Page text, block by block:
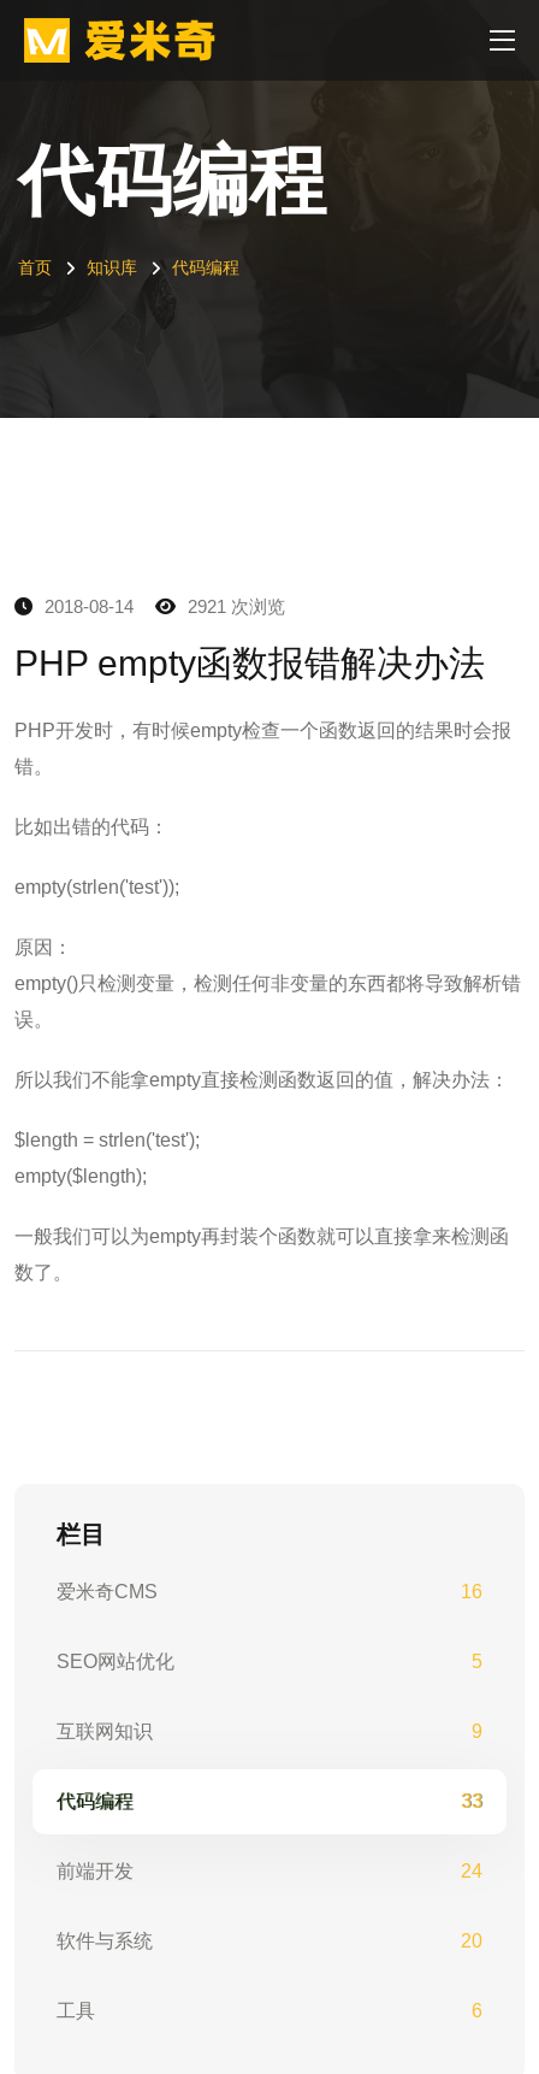
代码编程
首页 知识库 代码编程
2018-08-14 2921 次浏览
PHP empty函数报错解决办法
PHP开发时，有时候empty检查一个函数返回的结果时会报
错。
比如出错的代码：
empty(strlen('test'));
原因：
empty()只检测变量，检测任何非变量的东西都将导致解析错
误。
所以我们不能拿empty直接检测函数返回的值，解决办法：
$length = strlen('test');
empty($length);
一般我们可以为empty再封装个函数就可以直接拿来检测函
数了。
栏目
爱米奇CMS 16
SEO网站优化 5
互联网知识 9
代码编程 33
前端开发 24
软件与系统 20
工具 6